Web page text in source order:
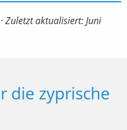
· Zuletzt aktualisiert: Juni
die zyprische